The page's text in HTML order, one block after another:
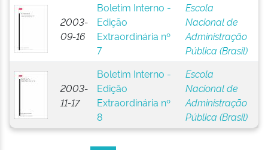
2003-
09-16
Boletim Interno -
Edição
Extraordinária nº
7
Escola
Nacional de
Administração
Pública (Brasil)
2003-
11-17
Boletim Interno -
Edição
Extraordinária nº
8
Escola
Nacional de
Administração
Pública (Brasil)